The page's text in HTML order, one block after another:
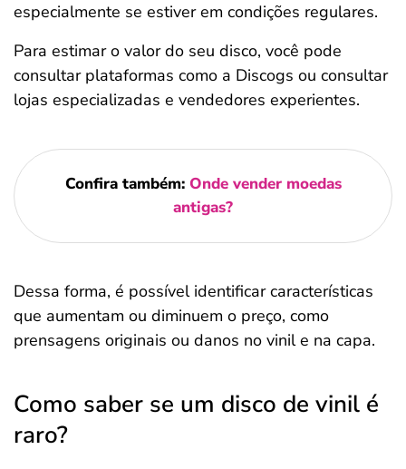
especialmente se estiver em condições regulares.
Para estimar o valor do seu disco, você pode
consultar plataformas como a Discogs ou consultar
lojas especializadas e vendedores experientes.
Confira também: Onde vender moedas
antigas?
Dessa forma, é possível identificar características
que aumentam ou diminuem o preço, como
prensagens originais ou danos no vinil e na capa.
Como saber se um disco de vinil é
raro?